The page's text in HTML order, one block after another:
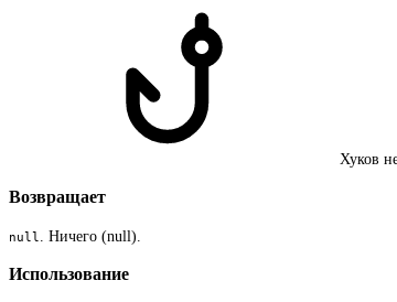
Хуков
Возвращает
null . Ничего (null).
Использование